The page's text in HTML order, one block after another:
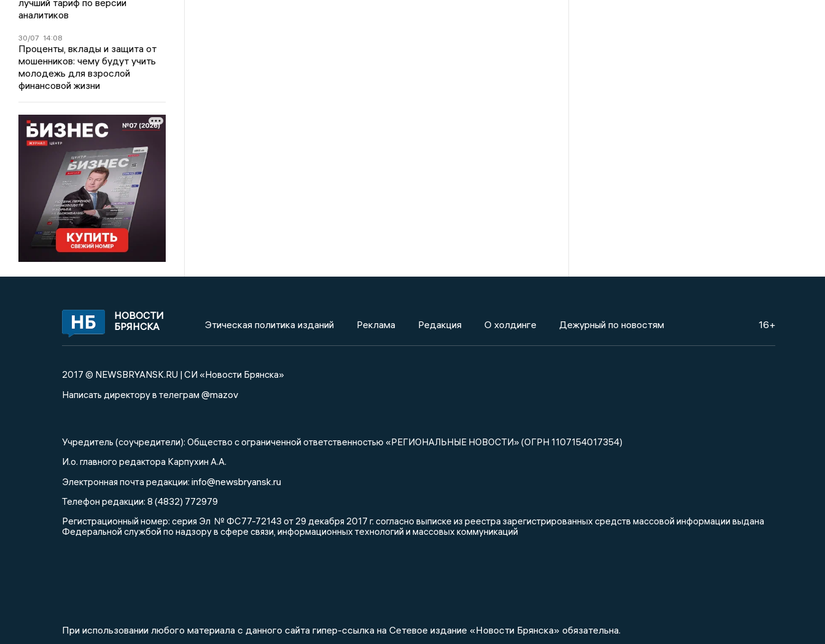
аналитиков
30/07 14:08
Проценты, вклады и защита от
мошенников: чему будут учить
молодежь для взрослой
финансовой жизни
НОВОСТИ
БРЯНСКА
Этическая политика изданий Реклама Редакция О холдинге Дежурный по новостям 16+
2017 © NEWSBRYANSK.RU | СИ «Новости Брянска»
Написать директору в телеграм @mazov
Учредитель (соучредители): Общество с ограниченной ответственностью «РЕГИОНАЛЬНЫЕ НОВОСТИ» (ОГРН 1107154017354)
И.о. главного редактора Карпухин А.А.
Электронная почта редакции: info@newsbryansk.ru
Телефон редакции: 8 (4832) 772979
Регистрационный номер: серия Эл № ФС77-72143 от 29 декабря 2017 г. согласно выписке из реестра зарегистрированных средств массовой информации выдана
Федеральной службой по надзору в сфере связи, информационных технологий и массовых коммуникаций
При использовании любого материала с данного сайта гипер-ссылка на Сетевое издание «Новости Брянска» обязательна.